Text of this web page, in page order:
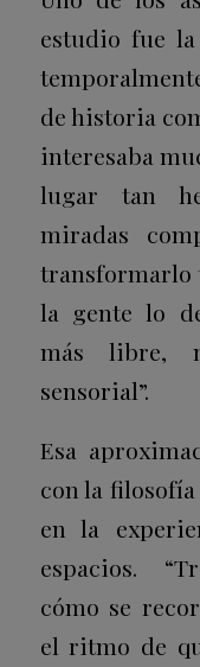
estudio fue
de historia
interesaba
lugar tan
miradas
transformarlo
la gente lo
más libre,
sensorial”.
Esa
con la
en la
espacios.
cómo se
el ritmo de